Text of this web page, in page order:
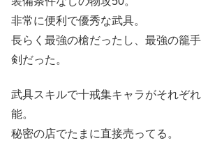
非常に便利で優秀な武具。
長らく最強の槍だったし、最強の籠
剣だった。
武具スキルで十戒集キャラがそれぞ
能。
秘密の店でたまに直接売ってる。